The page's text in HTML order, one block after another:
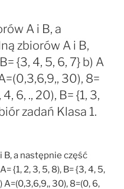
A i B, a
zbiorów A i B,
{3, 4, 5, 6, 7} b) A
30), 8=
6, ., 20), B= {1, 3,
zadań Klasa 1.
B, a następnie część
{1, 2, 3, 5, 8), B= {3, 4, 5,
A=(0,3,6,9,, 30), 8=(0, 6,